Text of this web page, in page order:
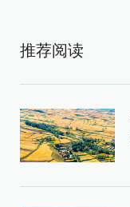
推荐阅读